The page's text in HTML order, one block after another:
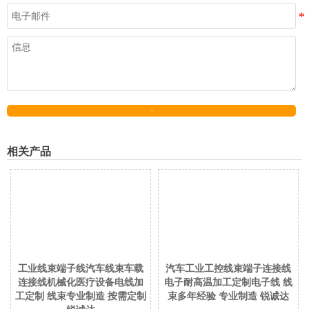
相关产品
工业线束端子线汽车线束车载
连接线机械化医疗设备电线加
工定制 线束专业制造 按需定制
汽车工业工控线束端子连接线
电子耐高温加工定制电子线 线
束多年经验 专业制造 锐诚达